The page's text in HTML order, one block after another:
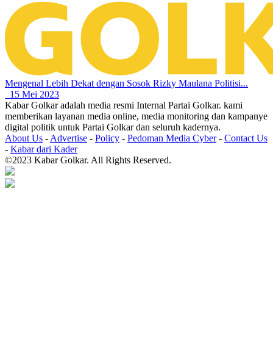
Mengenal Lebih Dekat dengan Sosok Rizky Maulana Politisi...
15 Mei 2023
Kabar Golkar adalah media resmi Internal Partai Golkar. kami
memberikan layanan media online, media monitoring dan kampanye
digital politik untuk Partai Golkar dan seluruh kadernya.
About Us - Advertise - Policy - Pedoman Media Cyber- Contact Us
- Kabar dari Kader
©2023 Kabar Golkar. All Rights Reserved.